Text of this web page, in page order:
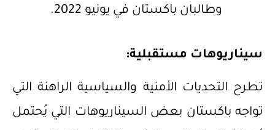
وطالبان باكستان في يونيو 2022.
سيناريوهات مستقبلية:
تطرح التحديات الأمنية والسياسية الراهنة التي
تواجه باكستان بعض السيناريوهات التي يُحتمل